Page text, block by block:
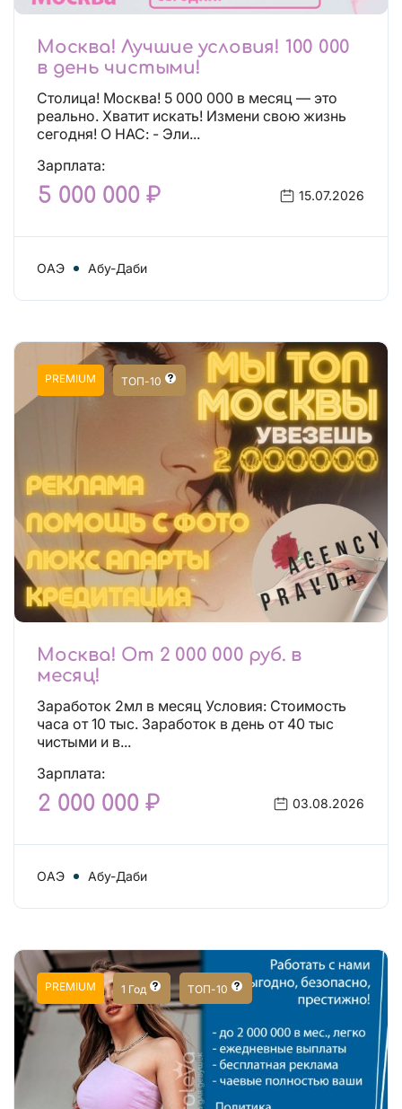
Москва! Лучшие условия! 100 000
в день чистыми!
Столица! Москва! 5 000 000 в месяц — это
реально. Хватит искать! Измени свою жизнь
сегодня! О НАС: - Эли...
Зарплата:
5 000 000 ₽ 15.07.2026
ОАЭ Абу-Даби
PREMIUM ТОП-10
Москва! От 2 000 000 руб. в
месяц!
Заработок 2мл в месяц Условия: Стоимость
часа от 10 тыс. Заработок в день от 40 тыс
чистыми и в...
Зарплата:
2 000 000 ₽ 03.08.2026
ОАЭ Абу-Даби
PREMIUM 1 Год ТОП-10